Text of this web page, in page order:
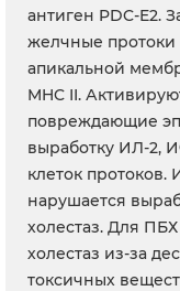
антиген PDC-E2.
желчные протоки
апикальной
MHC II.
повреждающие
выработку ИЛ-2,
клеток протоков.
нарушается
холестаз. Для
холестаз из-за
токсичных